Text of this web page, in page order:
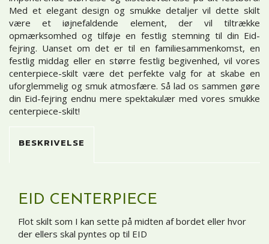
Med et elegant design og smukke detaljer vil dette skilt
være et iøjnefaldende element, der vil tiltrække
opmærksomhed og tilføje en festlig stemning til din Eid-
fejring. Uanset om det er til en familiesammenkomst, en
festlig middag eller en større festlig begivenhed, vil vores
centerpiece-skilt være det perfekte valg for at skabe en
uforglemmelig og smuk atmosfære. Så lad os sammen gøre
din Eid-fejring endnu mere spektakulær med vores smukke
centerpiece-skilt!
BESKRIVELSE
EID CENTERPIECE
Flot skilt som I kan sette på midten af bordet eller hvor
der ellers skal pyntes op til EID